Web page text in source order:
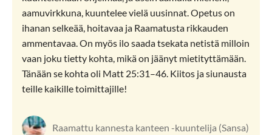
saa ammennettua valtavasti omiin kohtaamisiin niiden
ihmisten kanssa, jotka tietävät, mitä tuska on.
Innokkaana lukijana äänikirjat eivät ole olleet minua
varten, mutta tässä suhteessa Rkk:n kuuntelu tekee
ihanan poikkeuksen.
aamuvirkkuna, kuuntelee vielä uusinnat. Opetus on
ihanan selkeää, hoitavaa ja Raamatusta rikkauden
ammentavaa. On myös ilo saada tsekata netistä milloin
vaan joku tietty kohta, mikä on jäänyt mietityttämään.
Tänään se kohta oli Matt 25:31–46. Kiitos ja siunausta
teille kaikille toimittajille!
Raamattu kannesta kanteen -kuuntelija (Sansa)